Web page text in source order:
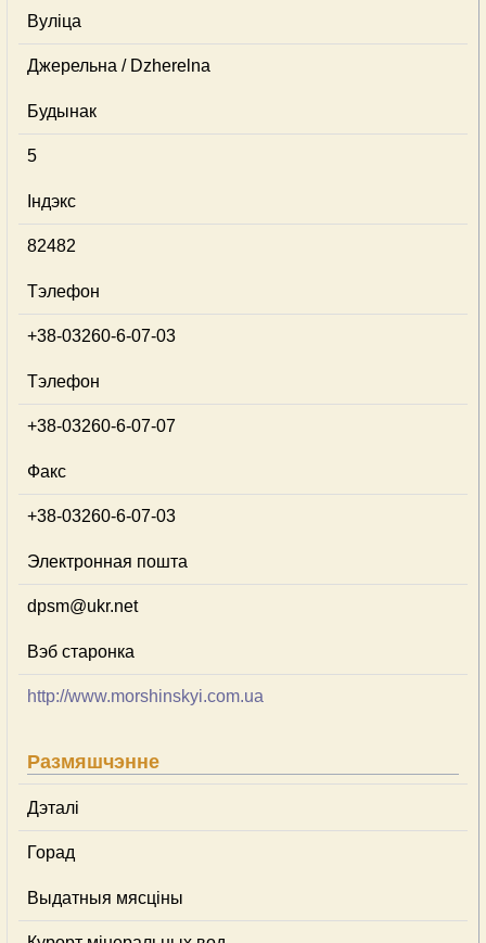
Вуліца
Джерельна / Dzherelna
Будынак
5
Індэкс
82482
Тэлефон
+38-03260-6-07-03
Тэлефон
+38-03260-6-07-07
Факс
+38-03260-6-07-03
Электронная пошта
dpsm@ukr.net
Вэб старонка
http://www.morshinskyi.com.ua
Размяшчэнне
Дэталі
Горад
Выдатныя мясціны